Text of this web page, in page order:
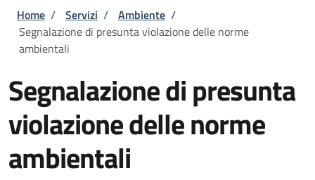
Briciole di pane
Home / Servizi / Ambiente /
Segnalazione di presunta violazione delle norme
ambientali
Segnalazione di presunta
violazione delle norme
ambientali